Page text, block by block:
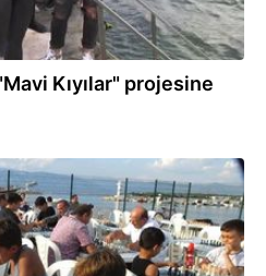
Kıyılar" projesine